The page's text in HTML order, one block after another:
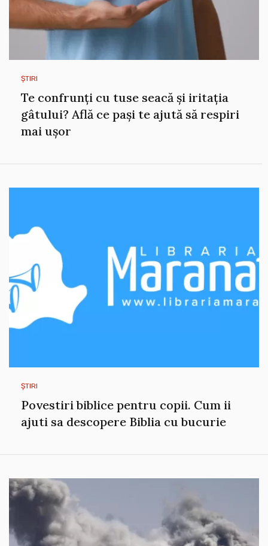
ȘTIRI
Te confrunți cu tuse seacă și iritația
gâtului? Află ce pași te ajută să respiri
mai ușor
ȘTIRI
Povestiri biblice pentru copii. Cum ii
ajuti sa descopere Biblia cu bucurie